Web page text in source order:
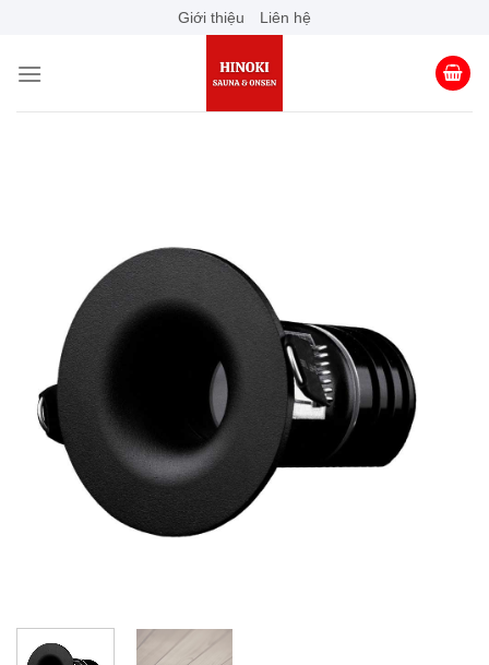
content
Giới thiệu Liên hệ